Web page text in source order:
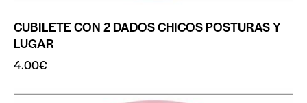
CUBILETE CON 2 DADOS CHICOS POSTURAS Y
LUGAR
4.00€